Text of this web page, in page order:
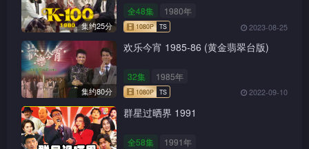
1080P
集约25分
全48集 1980年
2023-08-25
集约80分
欢乐今宵 1985-86 (黄金翡翠台版)
32集 1985年
2022-09-10
群星过晒界 1991
全58集 1991年